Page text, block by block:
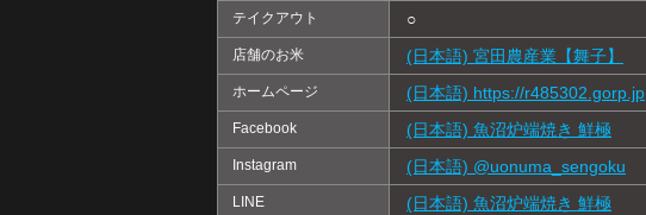
テイクアウト ○
店舗のお米 (日本語) 宮田農産業【舞子】
ホームページ (日本語) https://r485302.gorp.jp
Facebook (日本語) 魚沼炉端焼き 鮮極
Instagram (日本語) @uonuma_sengoku
LINE (日本語) 魚沼炉端焼き 鮮極